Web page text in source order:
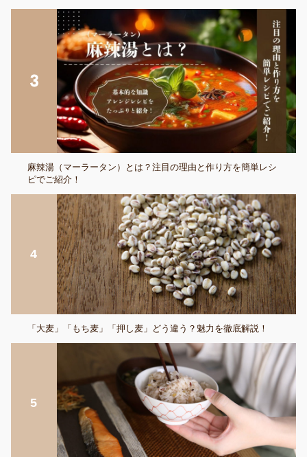
麻辣湯（マーラータン）とは？注目の理由と作り方を簡単レシ
ピでご紹介！
「大麦」「もち麦」「押し麦」どう違う？魅力を徹底解説！